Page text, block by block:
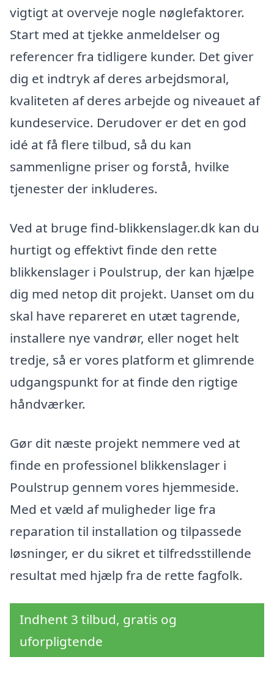
vigtigt at overveje nogle nøglefaktorer.
Start med at tjekke anmeldelser og
referencer fra tidligere kunder. Det giver
dig et indtryk af deres arbejdsmoral,
kvaliteten af deres arbejde og niveauet af
kundeservice. Derudover er det en god
idé at få flere tilbud, så du kan
sammenligne priser og forstå, hvilke
tjenester der inkluderes.
Ved at bruge find-blikkenslager.dk kan du
hurtigt og effektivt finde den rette
blikkenslager i Poulstrup, der kan hjælpe
dig med netop dit projekt. Uanset om du
skal have repareret en utæt tagrende,
installere nye vandrør, eller noget helt
tredje, så er vores platform et glimrende
udgangspunkt for at finde den rigtige
håndværker.
Gør dit næste projekt nemmere ved at
finde en professionel blikkenslager i
Poulstrup gennem vores hjemmeside.
Med et væld af muligheder lige fra
reparation til installation og tilpassede
løsninger, er du sikret et tilfredsstillende
resultat med hjælp fra de rette fagfolk.
Indhent 3 tilbud, gratis og
uforpligtende